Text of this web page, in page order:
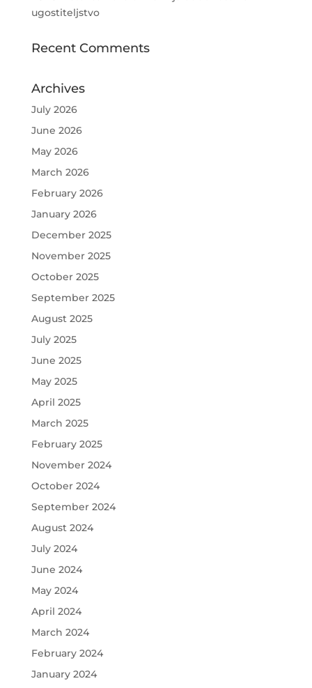
ugostiteljstvo
Recent Comments
Archives
July 2026
June 2026
May 2026
March 2026
February 2026
January 2026
December 2025
November 2025
October 2025
September 2025
August 2025
July 2025
June 2025
May 2025
April 2025
March 2025
February 2025
November 2024
October 2024
September 2024
August 2024
July 2024
June 2024
May 2024
April 2024
March 2024
February 2024
January 2024